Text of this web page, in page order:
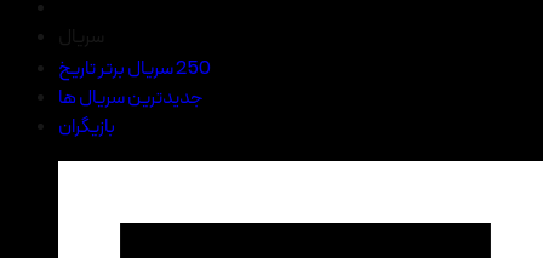
250 سریال برتر تاریخ
جدیدترین سریال ها
بازیگران